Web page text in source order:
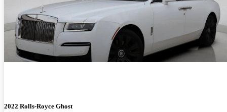
2022 Rolls-Royce Ghost